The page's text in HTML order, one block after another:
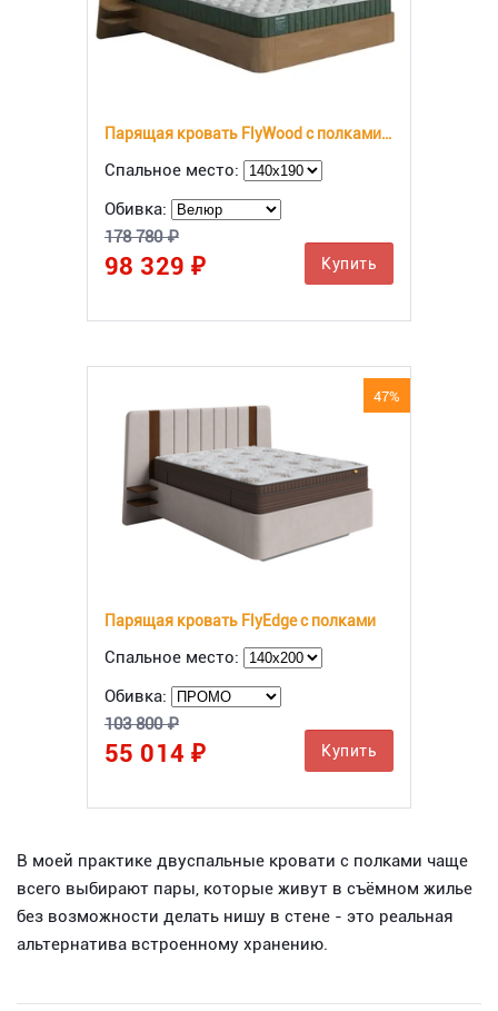
Парящая кровать FlyWood с полками (сосна)
Спальное место:
Обивка:
178 780 ₽
98 329 ₽ Купить
47%
Парящая кровать FlyEdge с полками
Спальное место:
Обивка:
103 800 ₽
55 014 ₽ Купить
В моей практике двуспальные кровати с полками чаще
всего выбирают пары, которые живут в съёмном жилье
без возможности делать нишу в стене - это реальная
альтернатива встроенному хранению.